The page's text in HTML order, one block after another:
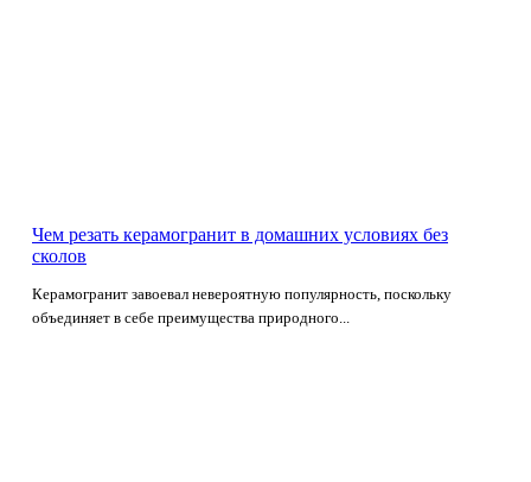
Чем резать керамогранит в домашних условиях без
сколов
Керамогранит завоевал невероятную популярность, поскольку
объединяет в себе преимущества природного...